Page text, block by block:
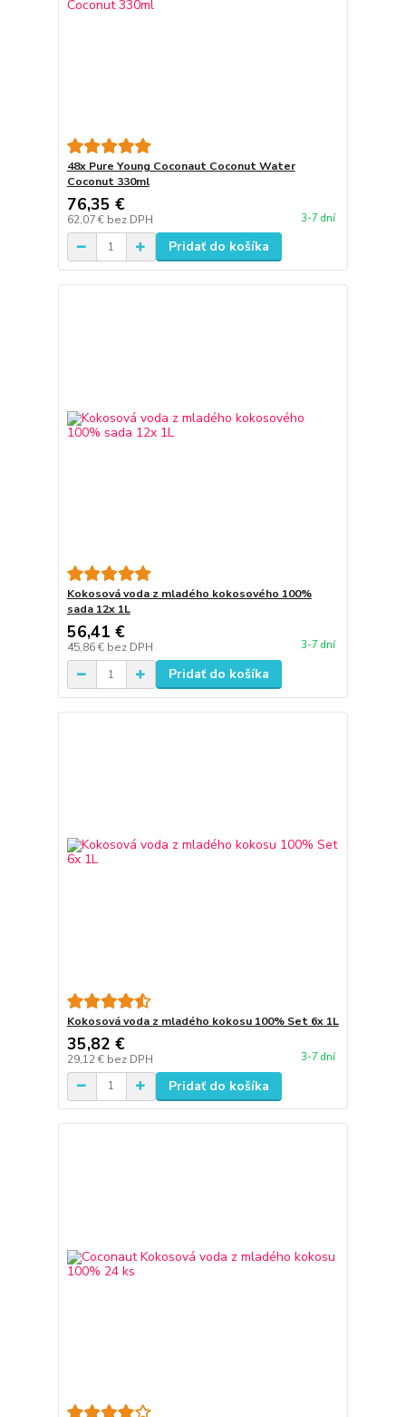
48x Pure Young Coconaut Coconut Water
Coconut 330ml
76,35 €
62,07 € bez DPH 3-7 dní
Pridať do košíka
Kokosová voda z mladého kokosového 100%
sada 12x 1L
56,41 €
45,86 € bez DPH 3-7 dní
Pridať do košíka
Kokosová voda z mladého kokosu 100% Set 6x 1L
35,82 €
29,12 € bez DPH 3-7 dní
Pridať do košíka